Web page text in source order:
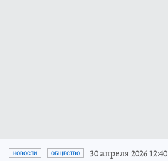
НОВОСТИ ОБЩЕСТВО 30 апреля 2026 12:40